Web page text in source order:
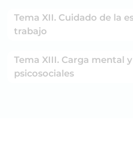
Tema XII. Cuidado de la
trabajo
Tema XIII. Carga mental
psicosociales